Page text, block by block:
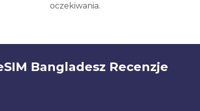
oczekiwania.
Bangladesz Recenzje